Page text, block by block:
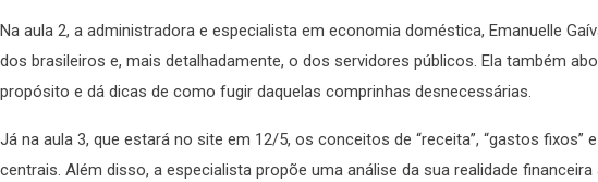
Na aula 2, a administradora e especialista em economia doméstica, Emanuelle
dos brasileiros e, mais detalhadamente, o dos servidores públicos. Ela também
propósito e dá dicas de como fugir daquelas comprinhas desnecessárias.
Já na aula 3, que estará no site em 12/5, os conceitos de “receita”, “gastos fixos”
centrais. Além disso, a especialista propõe uma análise da sua realidade